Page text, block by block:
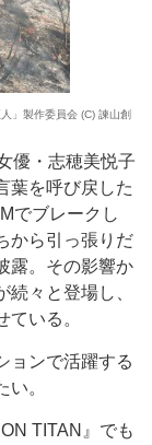
」製作委員会 (C) 諫山創
優・志穂美悦子
葉を呼び戻した
でブレークし
から引っ張りだ
露。その影響か
々と登場し、
いる。
ョンで活躍する
。
TITAN』でも